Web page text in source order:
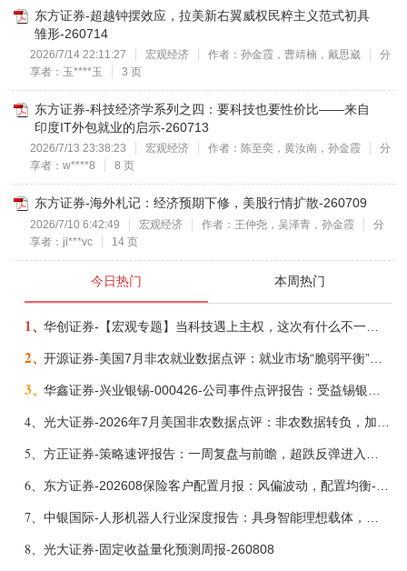
东方证券-超越钟摆效应，拉美新右翼威权民粹主义范式初具
雏形-260714
2026/7/14 22:11:27 宏观经济 作者：孙金霞，曹靖楠，戴思崴
分
享者：玉****玉
3 页
东方证券-科技经济学系列之四：要科技也要性价比——来自
印度IT外包就业的启示-260713
2026/7/13 23:38:23 宏观经济 作者：陈至奕，黄汝南，孙金霞
分
享者：w****8
8 页
东方证券-海外札记：经济预期下修，美股行情扩散-260709
2026/7/10 6:42:49 宏观经济 作者：王仲尧，吴泽青，孙金霞
分
享者：ji***vc
14 页
今日热门 本周热门
1、 华创证券-【宏观专题】当科技遇上主权，这次有什么不一样？——海外科技思辨系列五-260808
2、 开源证券-美国7月非农就业数据点评：就业市场“脆弱平衡”，美联储加息动力并不高-260808
3、 华鑫证券-兴业银锡-000426-公司事件点评报告：受益锡银产品涨价，H1利润大幅预增-260807
4、 光大证券-2026年7月美国非农数据点评：非农数据转负，加息预期继续收敛-260808
5、 方正证券-策略速评报告：一周复盘与前瞻，超跌反弹进入攻坚期-260808
6、 东方证券-202608保险客户配置月报：风偏波动，配置均衡-260807
7、 中银国际-人形机器人行业深度报告：具身智能理想载体，奇点渐至未来可期-260808
8、 光大证券-固定收益量化预测周报-260808